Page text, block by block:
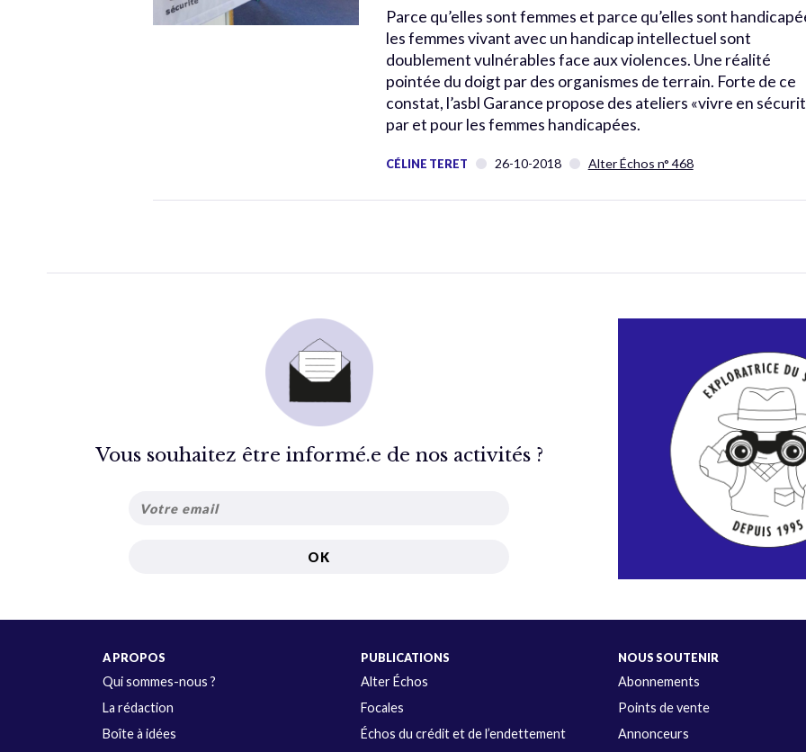
Parce qu’elles sont femmes et parce qu’elles sont
les femmes vivant avec un handicap intellectuel sont
doublement vulnérables face aux violences. Une réalité
pointée du doigt par des organismes de terrain. Forte de ce
constat, l’asbl Garance propose des ateliers «vivre en
par et pour les femmes handicapées.
CÉLINE TERET 26-10-2018 Alter Échos n° 468
Vous souhaitez être informé.e de nos activités ?
A PROPOS
Qui sommes-nous ?
La rédaction
Boîte à idées
PUBLICATIONS
Alter Échos
Focales
Échos du crédit et de l’endettement
NOUS SOUTENIR
Abonnements
Points de vente
Annonceurs